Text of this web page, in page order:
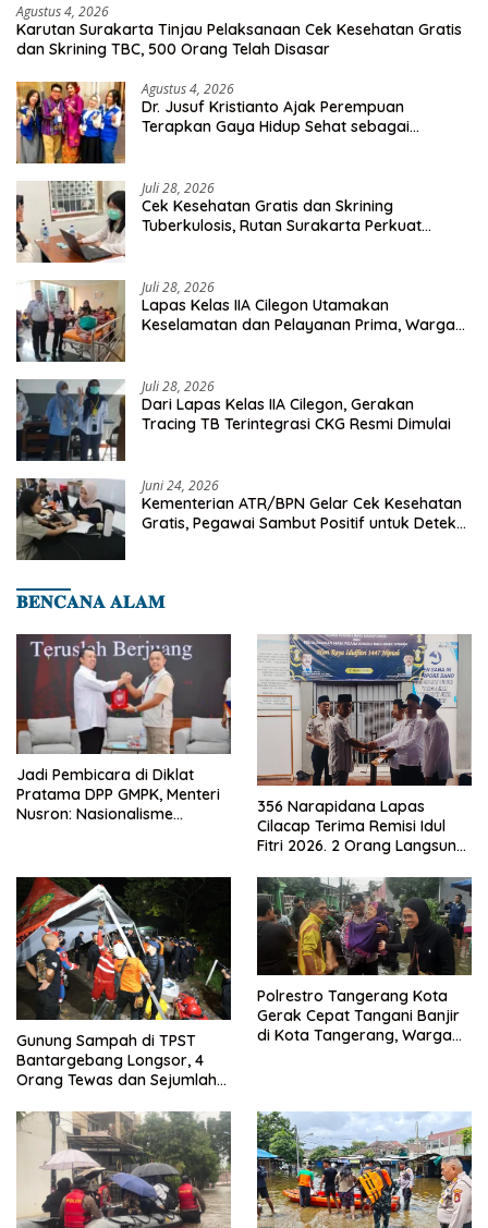
Agustus 4, 2026
Karutan Surakarta Tinjau Pelaksanaan Cek Kesehatan Gratis
dan Skrining TBC, 500 Orang Telah Disasar
Agustus 4, 2026
Dr. Jusuf Kristianto Ajak Perempuan
Terapkan Gaya Hidup Sehat sebagai
Juli 28, 2026
Cek Kesehatan Gratis dan Skrining
Tuberkulosis, Rutan Surakarta Perkuat
Juli 28, 2026
Lapas Kelas IIA Cilegon Utamakan
Keselamatan dan Pelayanan Prima, Warga
Juli 28, 2026
Dari Lapas Kelas IIA Cilegon, Gerakan
Tracing TB Terintegrasi CKG Resmi Dimulai
Juni 24, 2026
Kementerian ATR/BPN Gelar Cek Kesehatan
Gratis, Pegawai Sambut Positif untuk Deteksi
𝐁𝐄𝐍𝐂𝐀𝐍𝐀 𝐀𝐋𝐀𝐌
Jadi Pembicara di Diklat
Pratama DPP GMPK, Menteri
Nusron: Nasionalisme
356 Narapidana Lapas
Cilacap Terima Remisi Idul
Fitri 2026. 2 Orang Langsung
Gunung Sampah di TPST
Bantargebang Longsor, 4
Orang Tewas dan Sejumlah
Polrestro Tangerang Kota
Gerak Cepat Tangani Banjir
di Kota Tangerang, Warga